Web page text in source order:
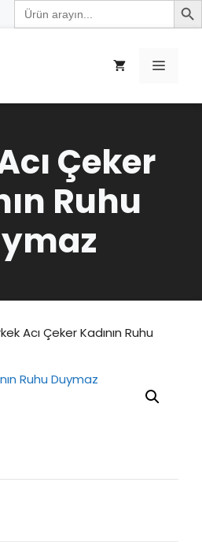
Search
for:
Menü
Çeker
Ruhu
Acı Çeker Kadının Ruhu